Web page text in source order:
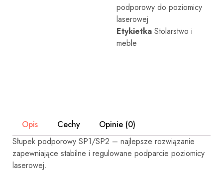
podporowy do poziomicy
laserowej
Etykietka Stolarstwo i
meble
Opis Cechy
Opinie (0)
Słupek podporowy SP1/SP2 – najlepsze rozwiązanie
zapewniające stabilne i regulowane podparcie poziomicy
laserowej.